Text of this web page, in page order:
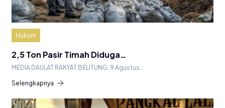
Hukum
2,5 Ton Pasir Timah Diduga…
MEDIA DAULAT RAKYAT BELITUNG, 9 Agustus…
Selengkapnya